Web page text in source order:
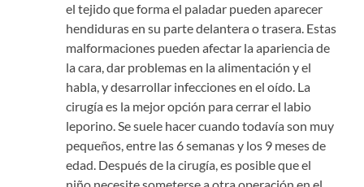
el tejido que forma el paladar pueden aparecer
hendiduras en su parte delantera o trasera. Estas
malformaciones pueden afectar la apariencia de
la cara, dar problemas en la alimentación y el
habla, y desarrollar infecciones en el oído. La
cirugía es la mejor opción para cerrar el labio
leporino. Se suele hacer cuando todavía son muy
pequeños, entre las 6 semanas y los 9 meses de
edad. Después de la cirugía, es posible que el